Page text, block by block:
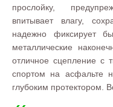
прослойку,
впитывает влагу,
надежно фиксирует
металлические
отличное сцепление с
спортом на асфальте
глубоким протектором.